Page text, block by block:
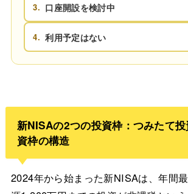
3. 口座開設を検討中
4. 利用予定はない
新NISAの2つの投資枠：つみたて
資枠の構造
2024年から始まった新NISAは、年間